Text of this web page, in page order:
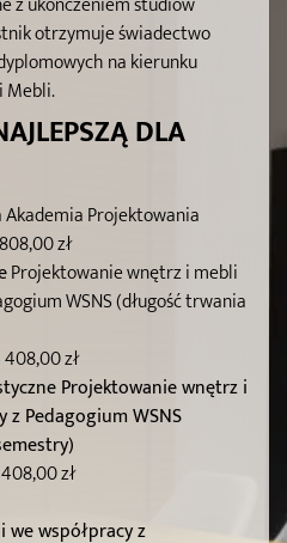
otrzymuje świadectwo
na kierunku
Mebli.
DLA
Akademia Projektowania
zł
Projektowanie wnętrz i mebli
WSNS (długość trwania
zł
Projektowanie wnętrz i
z Pedagogium WSNS
zł
współpracy z